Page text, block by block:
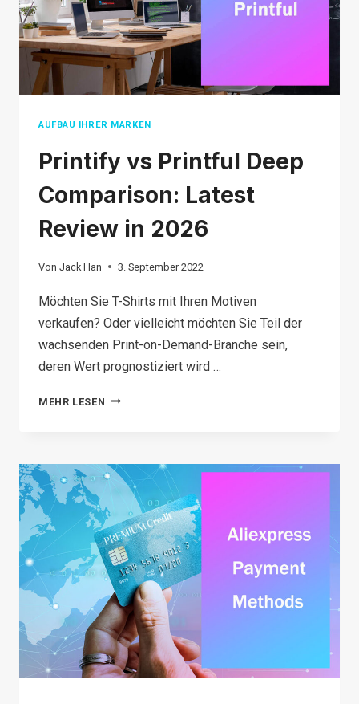
IHRES
ERFOLGS
AUFBAU IHRER MARKEN
Printify vs Printful Deep
Comparison: Latest
Review in 2026
Von Jack Han 3. September 2022
Möchten Sie T-Shirts mit Ihren Motiven
verkaufen? Oder vielleicht möchten Sie Teil der
wachsenden Print-on-Demand-Branche sein,
deren Wert prognostiziert wird …
MEHR LESEN PRINTIFY
COMPARISON: LATEST
REVIEW
IN
2026